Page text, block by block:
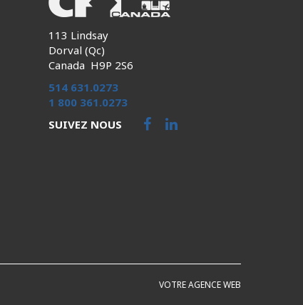
113 Lindsay
Dorval (Qc)
Canada H9P 2S6
514 631.0273
1 800 361.0273
SUIVEZ NOUS
VOTRE AGENCE WEB